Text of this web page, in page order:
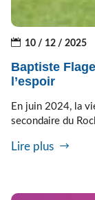
10 / 12 / 2025
Baptiste
l’espoir
En juin 2024, la
secondaire du
Lire plus